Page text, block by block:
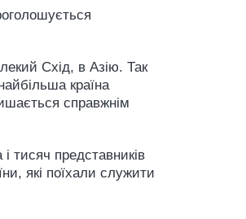
Схід, в Азію. Так
країна
справжнім
тисяч представників
які поїхали служити